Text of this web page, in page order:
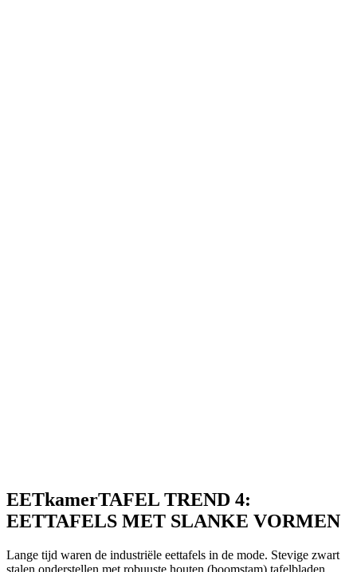
EETkamerTAFEL TREND 4:
EETTAFELS MET SLANKE VORMEN
Lange tijd waren de industriële eettafels in de mode. Stevige zwart
stalen onderstellen met robuuste houten (boomstam) tafelbladen.